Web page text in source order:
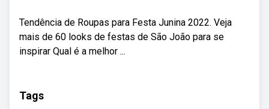
Tendência de Roupas para Festa Junina 2022. Veja
mais de 60 looks de festas de São João para se
inspirar Qual é a melhor ...
Tags